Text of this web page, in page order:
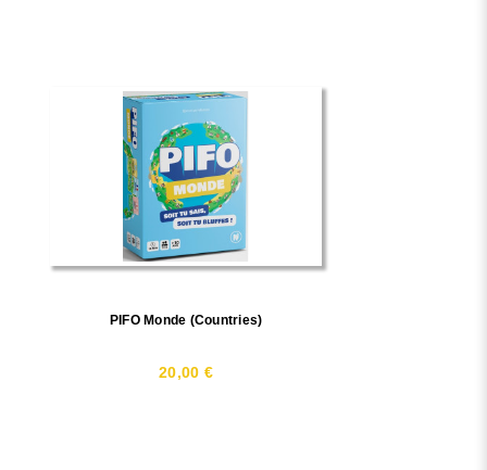
PIFO Monde (Countries)
20,00 €